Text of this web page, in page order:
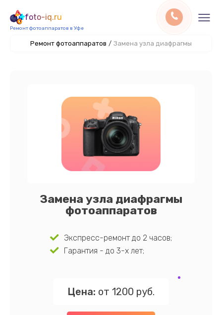
foto-iq.ru
Ремонт фотоаппаратов в Уфе
Ремонт фотоаппаратов / Замена узла диафрагмы
Замена узла диафрагмы
фотоаппаратов
Экспресс-ремонт до 2 часов;
Гарантия - до 3-х лет;
Цена: от 1200 руб.